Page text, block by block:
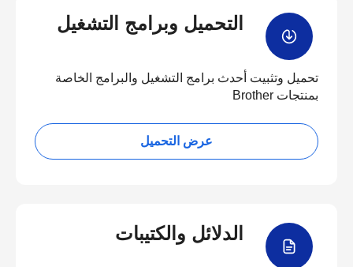
التحميل وبرامج التشغيل
تحميل وتثبيت أحدث برامج التشغيل والبرامج الخاصة
بمنتجات Brother
عرض التحميل
الدلائل والكتيبات